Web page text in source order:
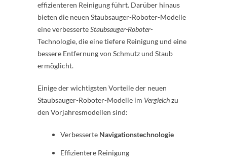
effizienteren Reinigung führt. Darüber hinaus
bieten die neuen Staubsauger-Roboter-Modelle
eine verbesserteStaubsauger-Roboter-
Technologie, die eine tiefere Reinigung und eine
bessere Entfernung von Schmutz und Staub
ermöglicht.
Einige der wichtigsten Vorteile der neuen
Staubsauger-Roboter-Modelle im Vergleichzu
den Vorjahresmodellen sind:
Verbesserte Navigationstechnologie
Effizientere Reinigung